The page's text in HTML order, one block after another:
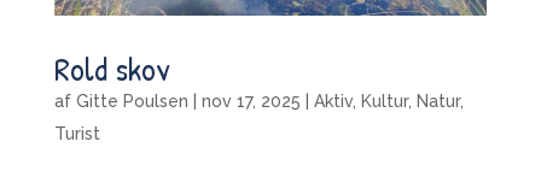
Rold skov
af Gitte Poulsen nov 17, 2025 Aktiv, Kultur, Natur,
Turist